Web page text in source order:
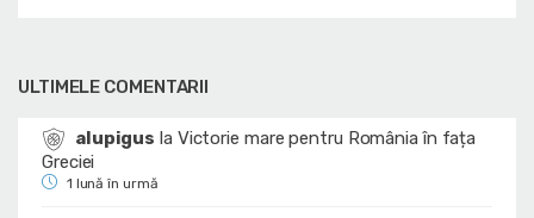
ULTIMELE COMENTARII
alupigus la Victorie mare pentru România în fața
Greciei
1 lună în urmă